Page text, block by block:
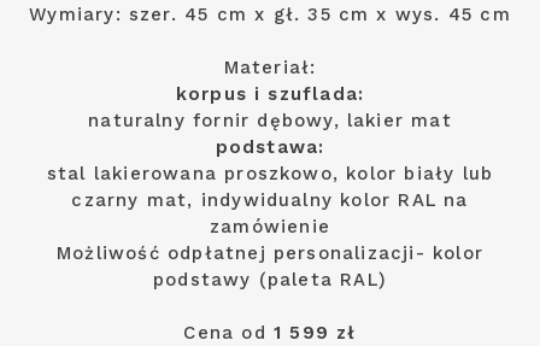
Wymiary: szer. 45 cm x gł. 35 cm x wys. 45 cm
Materiał:
korpus i szuflada:
naturalny fornir dębowy, lakier mat
podstawa:
stal lakierowana proszkowo, kolor biały lub
czarny mat, indywidualny kolor RAL na
zamówienie
Możliwość odpłatnej personalizacji- kolor
podstawy (paleta RAL)
Cena od 1 599 zł